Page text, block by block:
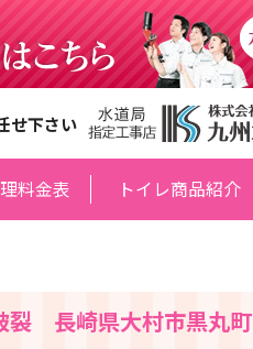
せ下さい
料金表 トイレ商品紹介
裂 長崎県大村市黒丸町